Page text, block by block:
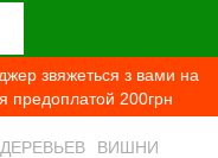
звяжеться з вами на
предоплатой 200грн
ВИШНИ